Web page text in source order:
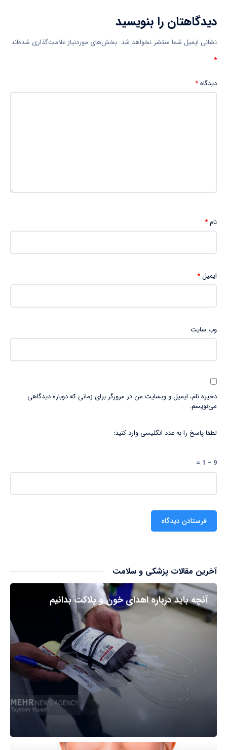
دیدگاهتان را بنویسید
نشانی ایمیل شما منتشر نخواهد شد. بخش‌های موردنیاز علامت‌گذاری شده‌اند
*
دیدگاه*
نام*
ایمیل*
وب‌ سایت
ذخیره نام، ایمیل و وبسایت من در مرورگر برای زمانی که دوباره دیدگاهی
می‌نویسم.
لطفا پاسخ را به عدد انگلیسی وارد کنید:
9 − 1 =
آخرین مقالات پزشکی و سلامت
آنچه باید درباره اهدای خون و پلاکت بدانیم